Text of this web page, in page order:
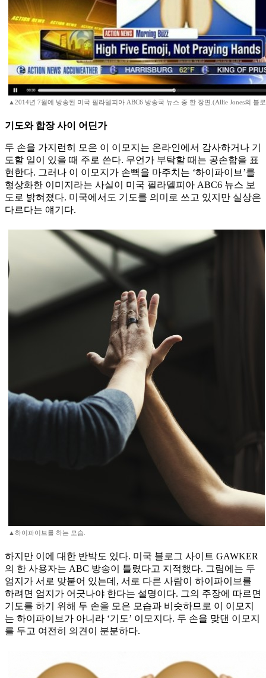
▲2014년 7월에 방송된 미국 필라델피아 ABC6 방송국 뉴스 중 한 장면.(Allie Jones의 블
기도와 합장 사이 어딘가
두 손을 가지런히 모은 이 이모지는 온라인에서 감사하거나 기
도할 일이 있을 때 주로 쓴다. 무언가 부탁할 때는 공손함을 표
현한다. 그러나 이 이모지가 손뼉을 마주치는 ‘하이파이브’를
형상화한 이미지라는 사실이 미국 필라델피아 ABC6 뉴스 보
도로 밝혀졌다. 미국에서도 기도를 의미로 쓰고 있지만 실상은
다르다는 얘기다.
▲하이파이브를 하는 모습.
하지만 이에 대한 반박도 있다. 미국 블로그 사이트 GAWKER
의 한 사용자는 ABC 방송이 틀렸다고 지적했다. 그림에는 두
엄지가 서로 맞붙어 있는데, 서로 다른 사람이 하이파이브를
하려면 엄지가 어긋나야 한다는 설명이다. 그의 주장에 따르면
기도를 하기 위해 두 손을 모은 모습과 비슷하므로 이 이모지
는 하이파이브가 아니라 ‘기도’ 이모지다. 두 손을 맞댄 이모지
를 두고 여전히 의견이 분분하다.